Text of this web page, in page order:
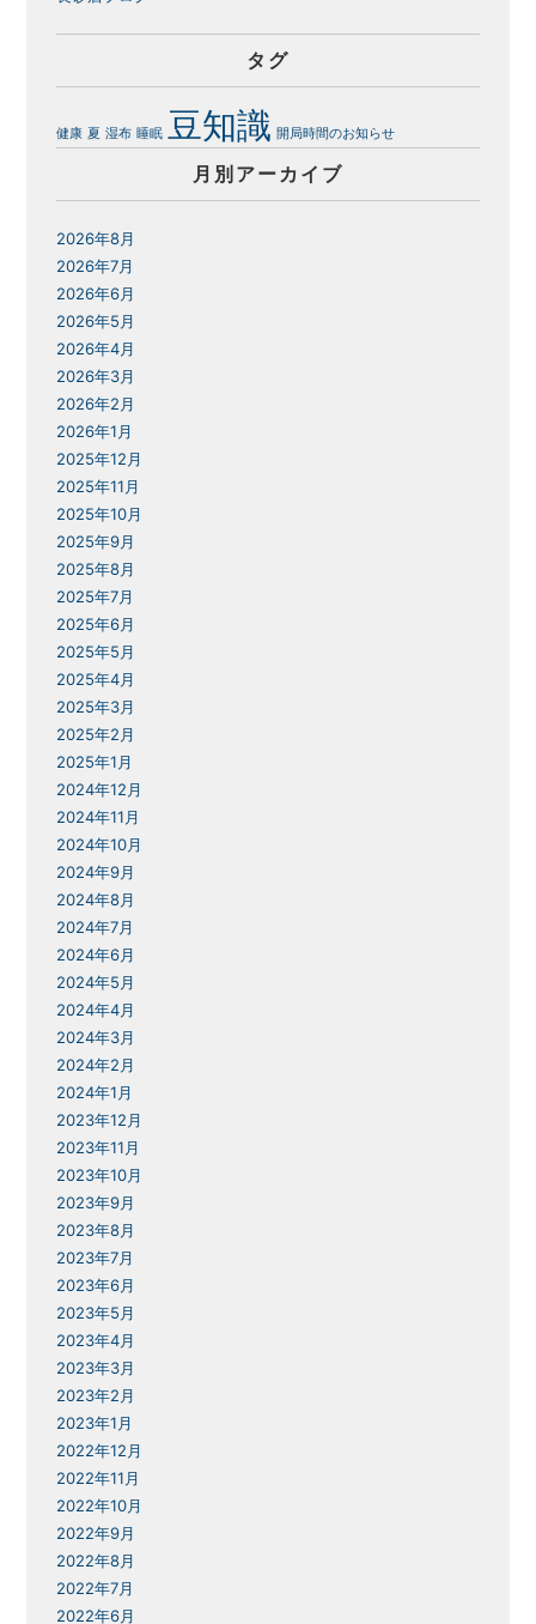
タグ
健康 夏 湿布 睡眠 豆知識 開局時間のお知らせ
月別アーカイブ
2026年8月
2026年7月
2026年6月
2026年5月
2026年4月
2026年3月
2026年2月
2026年1月
2025年12月
2025年11月
2025年10月
2025年9月
2025年8月
2025年7月
2025年6月
2025年5月
2025年4月
2025年3月
2025年2月
2025年1月
2024年12月
2024年11月
2024年10月
2024年9月
2024年8月
2024年7月
2024年6月
2024年5月
2024年4月
2024年3月
2024年2月
2024年1月
2023年12月
2023年11月
2023年10月
2023年9月
2023年8月
2023年7月
2023年6月
2023年5月
2023年4月
2023年3月
2023年2月
2023年1月
2022年12月
2022年11月
2022年10月
2022年9月
2022年8月
2022年7月
2022年6月